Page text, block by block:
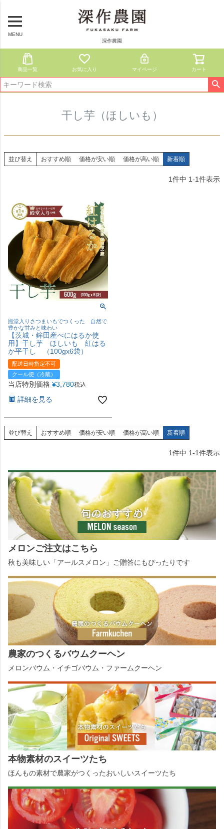
MENU
深作農園
商品一覧 お気に入り マイページ カート
干し芋（ほしいも）
並び替え おすすめ順 価格が安い順 価格が高い順 新着順
1件中 1-1件表示
殿堂入りさつまいもでつくった 自然で
豊かな甘みと味わい
【茨城・鉾田産べにはるか使
用】干し芋 ほしいも 紅はる
か平干し （100gx6袋）
配送日時指定不可
クール便（冷蔵）
当店特別価格 ¥3,780税込
詳細を見る
並び替え おすすめ順 価格が安い順 価格が高い順 新着順
1件中 1-1件表示
メロンご注文はこちら
秋も美味しい「アールスメロン」ご贈答にもぴったりです
農家のつくるバウムクーヘン
メロンバウム・イチゴバウム・ファームクーヘン
本物素材のスイーツたち
ほんもの素材で農家がつくったおいしいスイーツたち